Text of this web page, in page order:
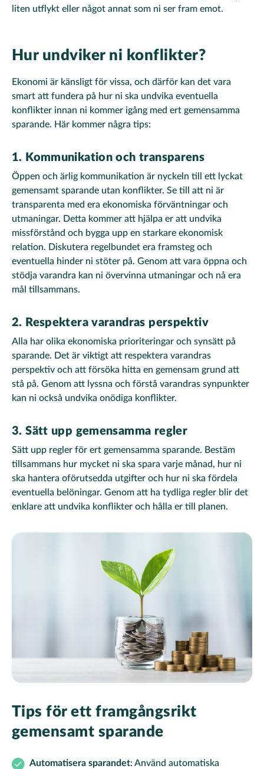
liten utflykt eller något annat som ni ser fram emot.
Hur undviker ni konflikter?
Ekonomi är känsligt för vissa, och därför kan det vara
smart att fundera på hur ni ska undvika eventuella
konflikter innan ni kommer igång med ert gemensamma
sparande. Här kommer några tips:
1. Kommunikation och transparens
Öppen och ärlig kommunikation är nyckeln till ett lyckat
gemensamt sparande utan konflikter. Se till att ni är
transparenta med era ekonomiska förväntningar och
utmaningar. Detta kommer att hjälpa er att undvika
missförstånd och bygga upp en starkare ekonomisk
relation. Diskutera regelbundet era framsteg och
eventuella hinder ni stöter på. Genom att vara öppna och
stödja varandra kan ni övervinna utmaningar och nå era
mål tillsammans.
2. Respektera varandras perspektiv
Alla har olika ekonomiska prioriteringar och synsätt på
sparande. Det är viktigt att respektera varandras
perspektiv och att försöka hitta en gemensam grund att
stå på. Genom att lyssna och förstå varandras synpunkter
kan ni också undvika onödiga konflikter.
3. Sätt upp gemensamma regler
Sätt upp regler för ert gemensamma sparande. Bestäm
tillsammans hur mycket ni ska spara varje månad, hur ni
ska hantera oförutsedda utgifter och hur ni ska fördela
eventuella belöningar. Genom att ha tydliga regler blir det
enklare att undvika konflikter och hålla er till planen.
Tips för ett framgångsrikt
gemensamt sparande
Automatisera sparandet: Använd automatiska